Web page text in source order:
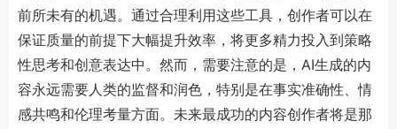
前所未有的机遇。通过合理利用这些工具，创作者可以在
保证质量的前提下大幅提升效率，将更多精力投入到策略
性思考和创意表达中。然而，需要注意的是，AI生成的内
容永远需要人类的监督和润色，特别是在事实准确性、情
感共鸣和伦理考量方面。未来最成功的内容创作者将是那